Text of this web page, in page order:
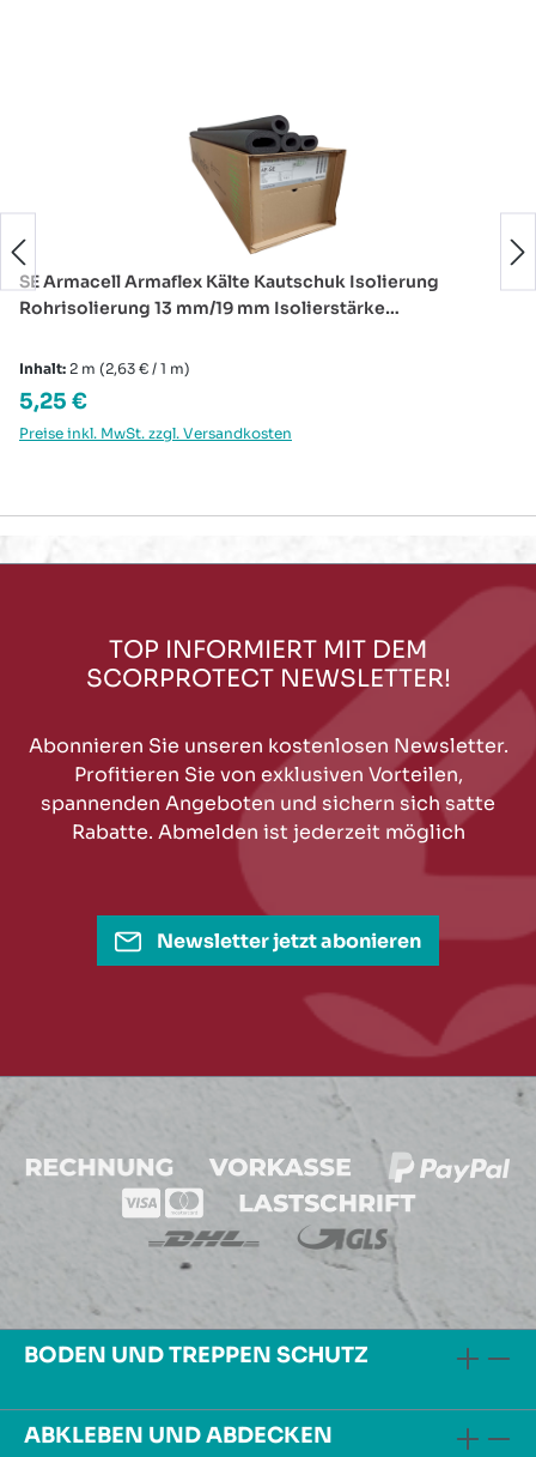
SE Armacell Armaflex Kälte Kautschuk Isolierung
Rohrisolierung 13 mm/19 mm Isolierstärke…
Inhalt: 2 m (2,63 € / 1 m)
Regulärer Preis:
5,25 €
Preise inkl. MwSt. zzgl. Versandkosten
TOP INFORMIERT MIT DEM
SCORPROTECT NEWSLETTER!
Abonnieren Sie unseren kostenlosen Newsletter.
Profitieren Sie von exklusiven Vorteilen,
spannenden Angeboten und sichern sich satte
Rabatte. Abmelden ist jederzeit möglich
Newsletter jetzt abonieren
BODEN UND TREPPEN SCHUTZ
ABKLEBEN UND ABDECKEN